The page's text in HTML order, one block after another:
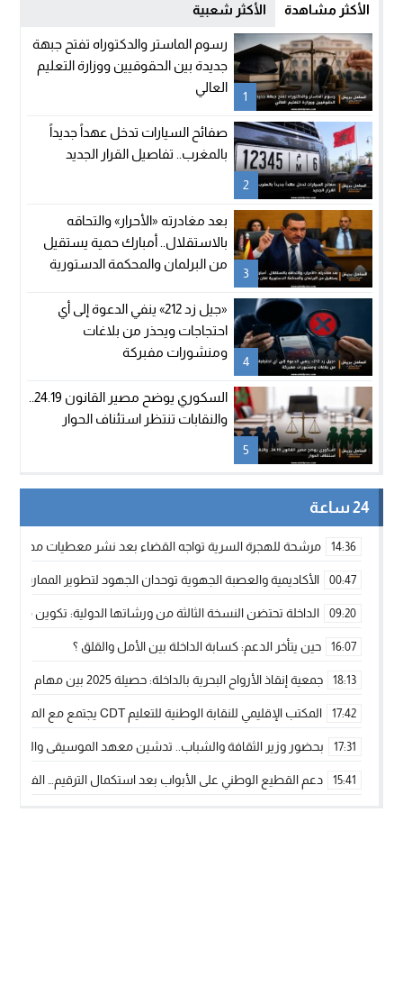
الأكثر مشاهدة الأكثر شعبية
1
رسوم الماستر والدكتوراه تفتح جبهة
جديدة بين الحقوقيين ووزارة التعليم
العالي
2
صفائح السيارات تدخل عهداً جديداً
بالمغرب.. تفاصيل القرار الجديد
3
بعد مغادرته «الأحرار» والتحاقه
بالاستقلال.. أمبارك حمية يستقيل
من البرلمان والمحكمة الدستورية
4
«جيل زد 212» ينفي الدعوة إلى أي
احتجاجات ويحذر من بلاغات
ومنشورات مفبركة
5
والنقابات تنتظر استئناف الحوار
24 ساعة
14:36 مرشحة للهجرة السرية تواجه القضاء بعد نشر معطيات مضللة
00:47 الأكاديمية والعصبة الجهوية توحدان الجهود لتطوير الممارسة
09:20 الداخلة تحتضن النسخة الثالثة من ورشاتها الدولية: تكوين
16:07 حين يتأخر الدعم: كسابة الداخلة بين الأمل والقلق ؟
18:13 جمعية إنقاذ الأرواح البحرية بالداخلة: حصيلة 2025 بين مهام الإنقاذ ومشروع “دار البحار”
17:42 المكتب الإقليمي للنقابة الوطنية للتعليم CDT يجتمع مع المدير الإقليمي لمناقشة ملفات جوهرية لنساء ورجال التعليم
17:31 بحضور وزير الثقافة والشباب.. تدشين معهد الموسيقى والفنون
15:41 دعم القطيع الوطني على الأبواب بعد استكمال الترقيم…